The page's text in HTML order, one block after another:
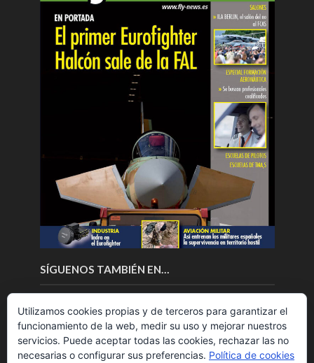
SÍGUENOS TAMBIÉN EN…
Utilizamos cookies propias y de terceros para garantizar el
funcionamiento de la web, medir su uso y mejorar nuestros
servicios. Puede aceptar todas las cookies, rechazar las no
necesarias o configurar sus preferencias. Política de cookies